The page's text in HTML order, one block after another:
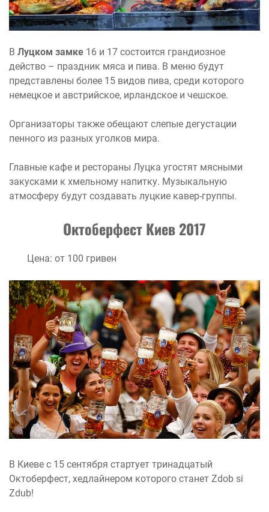
В Луцком замке 16 и 17 состоится грандиозное
действо – праздник мяса и пива. В меню будут
представлены более 15 видов пива, среди которого
немецкое и австрийское, ирландское и чешское.
Организаторы также обещают слепые дегустации
пенного из разных уголков мира.
Главные кафе и рестораны Луцка угостят мясными
закусками к хмельному напитку. Музыкальную
атмосферу будут создавать луцкие кавер-группы.
Октоберфест Киев 2017
Цена: от 100 гривен
В Киеве с 15 сентября стартует тринадцатый
Октоберфест, хедлайнером которого станет Zdob si
Zdub!